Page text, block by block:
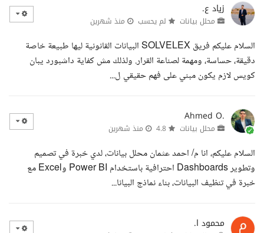
زياد ع.
محلل بيانات لم يحسب منذ شهرين
السلام عليكم فريق SOLVELEX البيانات القانونية ليها طبيعة خاصة
دقيقة، حساسة، ومهمة لصناعة القرار. ولذلك مش كفاية داشبورد يبان
كويس لازم يكون مبني على فهم حقيقي ل...
Ahmed O.
محلل بيانات منذ شهرين
السلام عليكم، انا م/ احمد عثمان محلل بيانات، لدي خبرة في تصميم
وتطوير Dashboards احترافية باستخدام Power BI وExcel مع
خبرة في تنظيف البيانات، بناء نماذج البيانا...
محمود ا.